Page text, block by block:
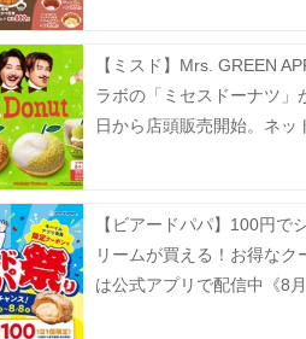
【ミスド】Mrs. GREEN
ラボの「ミセスドーナツ」
日から店頭販売開始。ネッ
【ビアードパパ】100円で
リームが買える！お得なク
は公式アプリで配信中《8